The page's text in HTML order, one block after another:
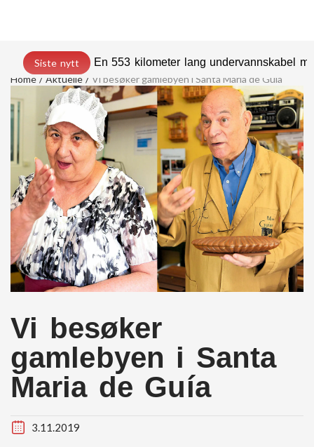
Siste nytt
En 553 kilometer lang undervannskabel
Home
Aktuelle Vi besøker gamlebyen i Santa Maria de Guía
Vi besøker
gamlebyen i Santa
Maria de Guía
3.11.2019